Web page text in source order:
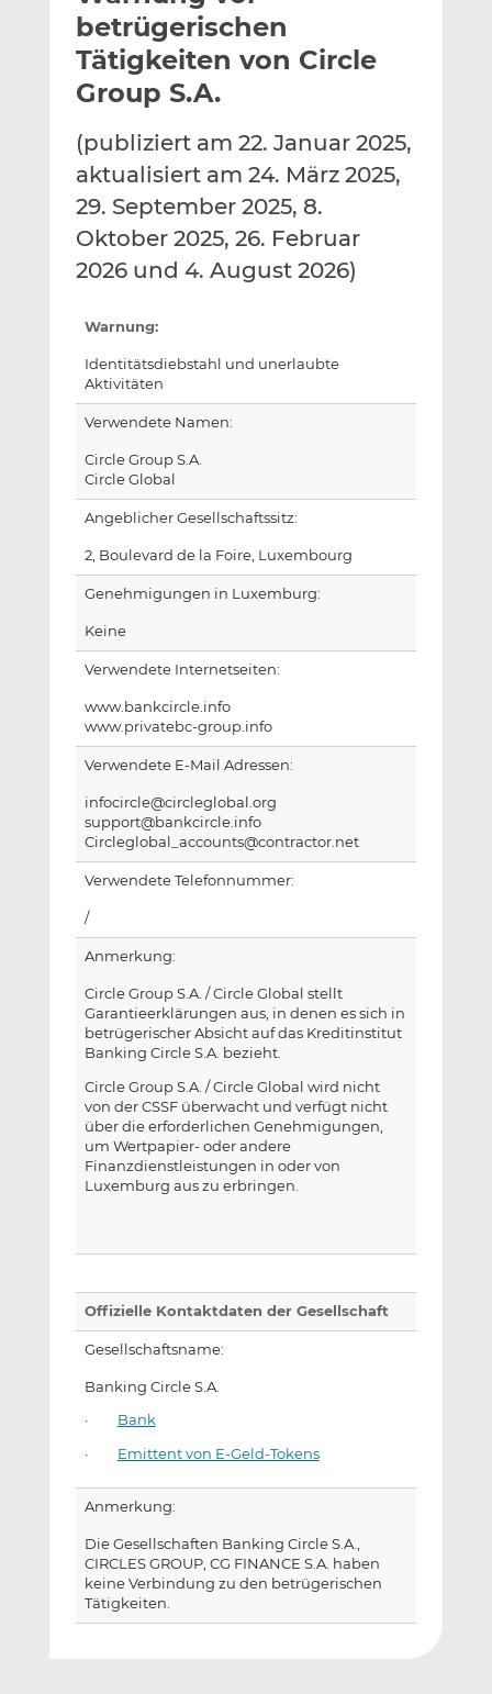
l
a
n
n
k
e
n
t
e
i
l
e
c
e
b
k
t
e
i
l
e
betrügerischen
Tätigkeiten von Circle
Group S.A.
(publiziert am 22. Januar 2025,
aktualisiert am 24. März 2025,
29. September 2025, 8.
Oktober 2025, 26. Februar
2026 und 4. August 2026)
Warnung:
Identitätsdiebstahl und unerlaubte
Aktivitäten
Verwendete Namen:
Circle Group S.A.
Circle Global
Angeblicher Gesellschaftssitz:
2, Boulevard de la Foire, Luxembourg
Genehmigungen in Luxemburg:
Keine
Verwendete Internetseiten:
www.bankcircle.info
www.privatebc-group.info
Verwendete E-Mail Adressen:
infocircle@circleglobal.org
support@bankcircle.info
Circleglobal_accounts@contractor.net
Verwendete Telefonnummer:
/
Anmerkung:
Circle Group S.A. / Circle Global stellt
Garantieerklärungen aus, in denen es sich in
betrügerischer Absicht auf das Kreditinstitut
Banking Circle S.A. bezieht.
Circle Group S.A. / Circle Global wird nicht
von der CSSF überwacht und verfügt nicht
über die erforderlichen Genehmigungen,
um Wertpapier- oder andere
Finanzdienstleistungen in oder von
Luxemburg aus zu erbringen.
Offizielle Kontaktdaten der Gesellschaft
Gesellschaftsname:
Banking Circle S.A.
· Bank
· Emittent von E-Geld-Tokens
Anmerkung:
Die Gesellschaften Banking Circle S.A.,
CIRCLES GROUP, CG FINANCE S.A. haben
keine Verbindung zu den betrügerischen
Tätigkeiten.